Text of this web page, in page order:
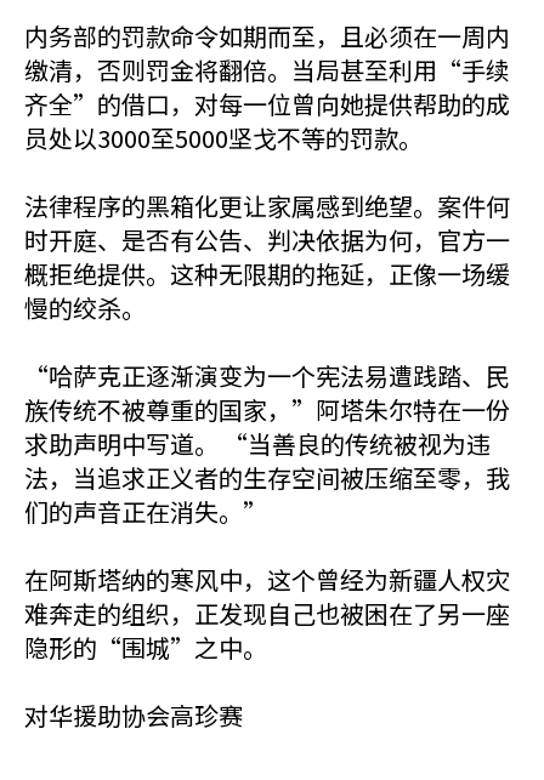
内务部的罚款命令如期而至，且必须在一周内
缴清，否则罚金将翻倍。当局甚至利用“手续
齐全”的借口，对每一位曾向她提供帮助的成
员处以3000至5000坚戈不等的罚款。
法律程序的黑箱化更让家属感到绝望。案件何
时开庭、是否有公告、判决依据为何，官方一
概拒绝提供。这种无限期的拖延，正像一场缓
慢的绞杀。
“哈萨克正逐渐演变为一个宪法易遭践踏、民
族传统不被尊重的国家，”阿塔朱尔特在一份
求助声明中写道。 “当善良的传统被视为违
法，当追求正义者的生存空间被压缩至零，我
们的声音正在消失。”
在阿斯塔纳的寒风中，这个曾经为新疆人权灾
难奔走的组织，正发现自己也被困在了另一座
隐形的“围城”之中。
对华援助协会高珍赛